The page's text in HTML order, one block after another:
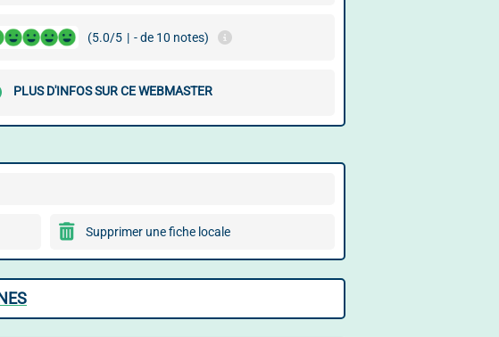
(5.0/5 | - de 10 notes)
PLUS D'INFOS SUR CE WEBMASTER
Supprimer une fiche locale